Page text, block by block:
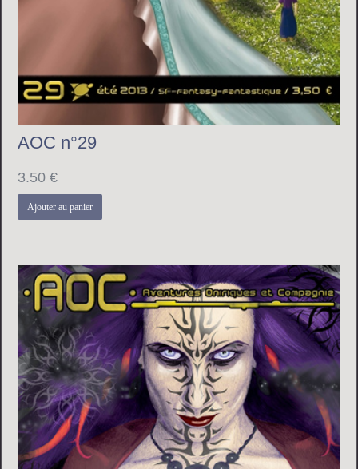
AOC n°29
3.50€
Ajouter au panier